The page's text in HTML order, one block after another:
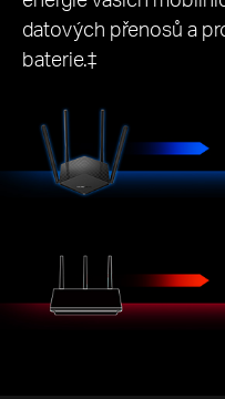
datových přenosů a
baterie.‡